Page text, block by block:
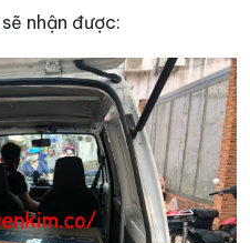
nhận được: